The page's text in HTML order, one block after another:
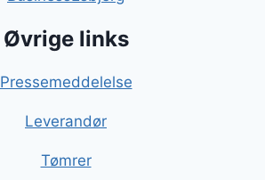
Øvrige links
Pressemeddelelse
Leverandør
Tømrer